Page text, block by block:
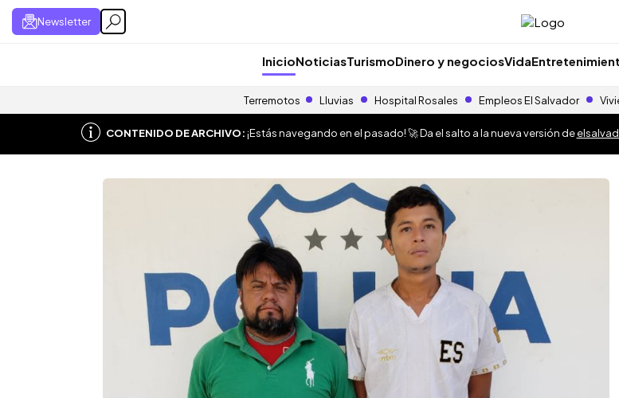
Newsletter
InicioNoticiasTurismoDinero y negociosVida
Terremotos Lluvias Hospital Rosales Empleos El Salvador
CONTENIDO DE ARCHIVO:¡Estás navegando en el pasado! 🚀 Da el salto a la nueva versión de